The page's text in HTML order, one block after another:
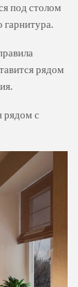
под столом
рядом
рядом с